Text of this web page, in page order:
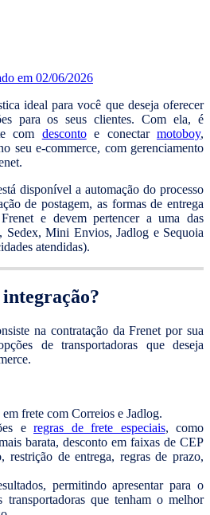
em 02/06/2026
ideal para você que deseja oferecer
para os seus clientes. Com ela, é
com descontoe conectarmotoboy,
seu e-commerce, com gerenciamento
disponível a automação do processo
de postagem, as formas de entrega
e devem pertencer a uma das
Sedex, Mini Envios, Jadlog e Sequoia
atendidas).
na contratação da Frenet por sua
de transportadoras que deseja
frete com Correios e Jadlog.
e regras de frete especiais, como
barata, desconto em faixas de CEP
restrição de entrega, regras de prazo,
permitindo apresentar para o
transportadoras que tenham o melhor